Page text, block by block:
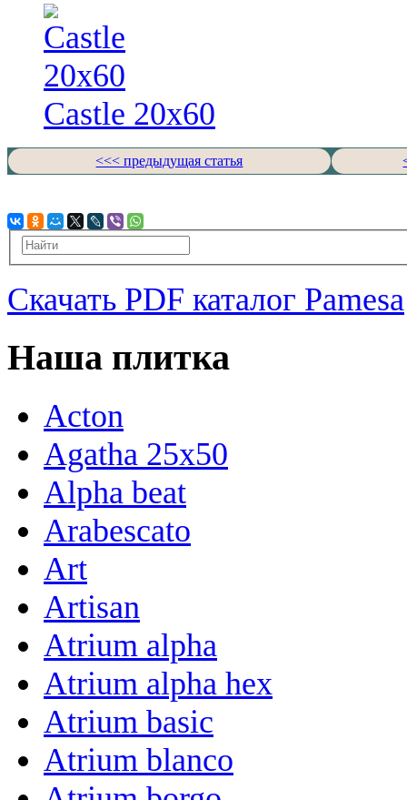
Castle 20x60
<<< предыдущая статья
Скачать PDF каталог Pamesa
Наша плитка
Acton
Agatha 25x50
Alpha beat
Arabescato
Art
Artisan
Atrium alpha
Atrium alpha hex
Atrium basic
Atrium blanco